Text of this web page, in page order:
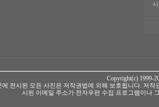
Copyright(c) 1999-
에 전시된 모든 사진은 저작권법에 의해 보호됩니다. 저
시된 이메일 주소가 전자우편 수집 프로그램이나